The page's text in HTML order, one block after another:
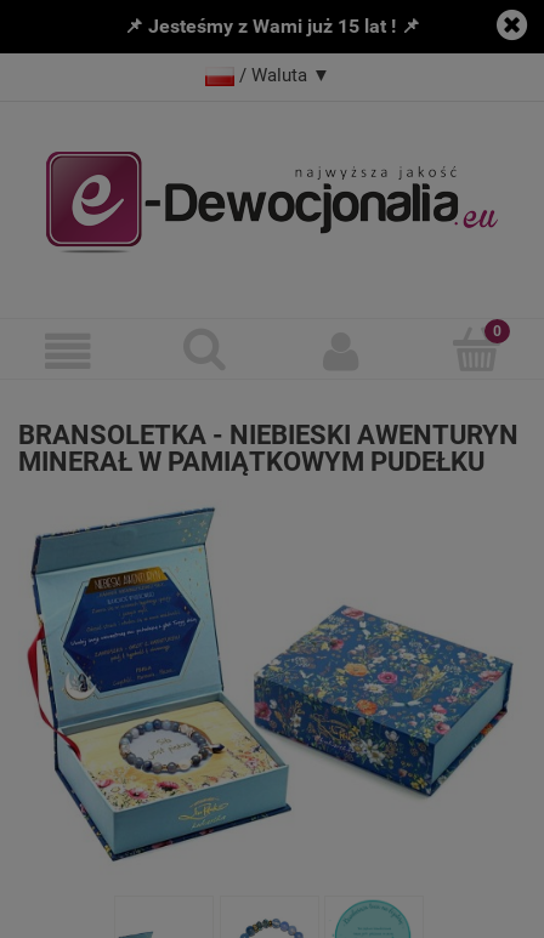
📌 Jesteśmy z Wami już 15 lat ! 📌
/ Waluta ▼
BRANSOLETKA - NIEBIESKI AWENTURYN
MINERAŁ W PAMIĄTKOWYM PUDEŁKU